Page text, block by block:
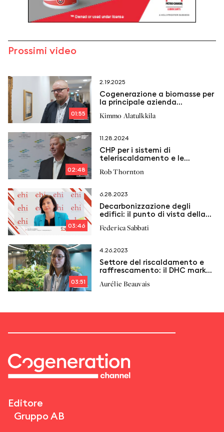
Prossimi video
01:55
2.19.2025
Cogenerazione a biomasse per
la principale azienda
Kimmo Alatulkkila
02:48
11.28.2024
CHP per i sistemi di
teleriscaldamento e le
Rob Thornton
03:46
6.28.2023
Decarbonizzazione degli
edifici: il punto di vista della
Federica Sabbati
03:51
4.26.2023
Settore del riscaldamento e
raffrescamento: il DHC market
Aurélie Beauvais
Editore
Gruppo AB